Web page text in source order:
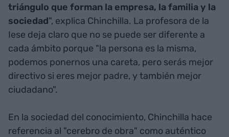
triángulo que forman la empresa, la familia y la
sociedad", explica Chinchilla. La profesora de la
Iese deja claro que no se puede ser diferente a
cada ámbito porque "la persona es la misma,
podemos ponernos una careta, pero serás mejor
directivo si eres mejor padre, y también mejor
ciudadano".
En la sociedad del conocimiento, Chinchilla hace
referencia al "cerebro de obra" como auténtico